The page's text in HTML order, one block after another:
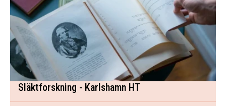
Släktforskning - Karlshamn HT